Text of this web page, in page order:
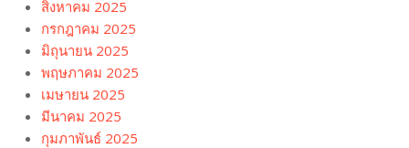
สิงหาคม 2025
กรกฎาคม 2025
มิถุนายน 2025
พฤษภาคม 2025
เมษายน 2025
มีนาคม 2025
กุมภาพันธ์ 2025